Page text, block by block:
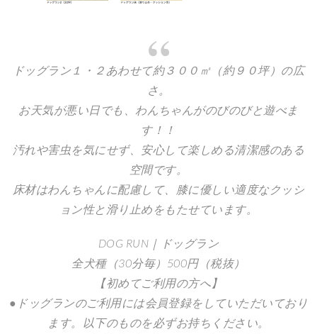
ドッグラン１・２あわせて約３００㎡（約９０坪）の広
さ。
お天気が悪い日でも、わんちゃんがのびのびと遊べま
す！！
汚れや害虫を気にせず、安心して楽しめる清潔感のある
空間です。
床材はわんちゃんに配慮して、膝に優しい適度なクッシ
ョン性と滑り止めをもたせています。
DOG RUN｜ドッグラン
全犬種（30分毎）500円（税抜）
【初めてご利用の方へ】
●ドッグランのご利用には会員登録をしていただいており
ます。以下のものを必ずお持ちください。